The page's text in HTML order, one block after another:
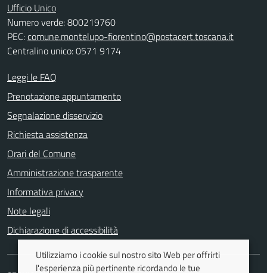
Ufficio Unico
Numero verde: 800219760
PEC:comune.montelupo-fiorentino@postacert.toscana.it
Centralino unico: 0571 9174
Leggi le FAQ
Prenotazione appuntamento
Segnalazione disservizio
Richiesta assistenza
Orari del Comune
Amministrazione trasparente
Informativa privacy
Note legali
Dichiarazione di accessibilità
Utilizziamo i cookie sul nostro sito Web per offrirti
l'esperienza più pertinente ricordando le tue